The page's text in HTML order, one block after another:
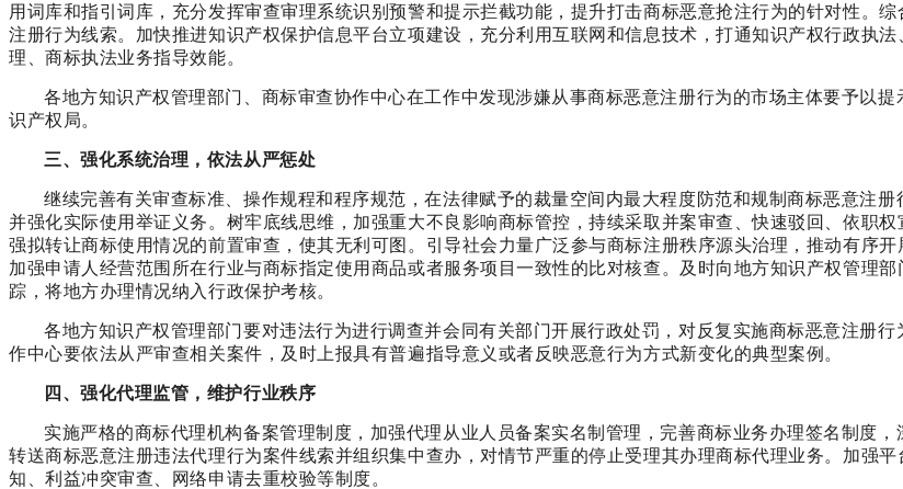
用词库和指引词库，充分发挥审查审理系统识别预警和提示拦截功能，提升打击商标恶意抢注行为的针对性。
注册行为线索。加快推进知识产权保护信息平台立项建设，充分利用互联网和信息技术，打通知识产权行政执
理、商标执法业务指导效能。
各地方知识产权管理部门、商标审查协作中心在工作中发现涉嫌从事商标恶意注册行为的市场主体要予以
识产权局。
三、强化系统治理，依法从严惩处
继续完善有关审查标准、操作规程和程序规范，在法律赋予的裁量空间内最大程度防范和规制商标恶意注
并强化实际使用举证义务。树牢底线思维，加强重大不良影响商标管控，持续采取并案审查、快速驳回、依职
强拟转让商标使用情况的前置审查，使其无利可图。引导社会力量广泛参与商标注册秩序源头治理，推动有序
加强申请人经营范围所在行业与商标指定使用商品或者服务项目一致性的比对核查。及时向地方知识产权管理
踪，将地方办理情况纳入行政保护考核。
各地方知识产权管理部门要对违法行为进行调查并会同有关部门开展行政处罚，对反复实施商标恶意注册
作中心要依法从严审查相关案件，及时上报具有普遍指导意义或者反映恶意行为方式新变化的典型案例。
四、强化代理监管，维护行业秩序
实施严格的商标代理机构备案管理制度，加强代理从业人员备案实名制管理，完善商标业务办理签名制度
转送商标恶意注册违法代理行为案件线索并组织集中查办，对情节严重的停止受理其办理商标代理业务。加强
知、利益冲突审查、网络申请去重校验等制度。